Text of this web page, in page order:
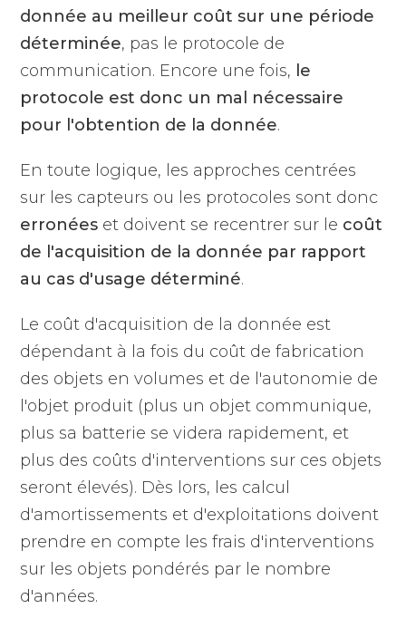
donnée au meilleur coût sur une période
déterminée, pas le protocole de
communication. Encore une fois, le
protocole est donc un mal nécessaire
pour l'obtention de la donnée.
En toute logique, les approches centrées
sur les capteurs ou les protocoles sont donc
erronées et doivent se recentrer sur le coût
de l'acquisition de la donnée par rapport
au cas d'usage déterminé.
Le coût d'acquisition de la donnée est
dépendant à la fois du coût de fabrication
des objets en volumes et de l'autonomie de
l'objet produit (plus un objet communique,
plus sa batterie se videra rapidement, et
plus des coûts d'interventions sur ces objets
seront élevés). Dès lors, les calcul
d'amortissements et d'exploitations doivent
prendre en compte les frais d'interventions
sur les objets pondérés par le nombre
d'années.